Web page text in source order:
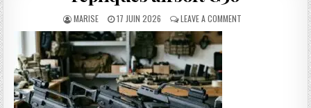
AUTHOR:
MARISE PUBLISHED DATE:
17 JUIN 2026 LEAVE A COMMENTON RÉPLIQUES